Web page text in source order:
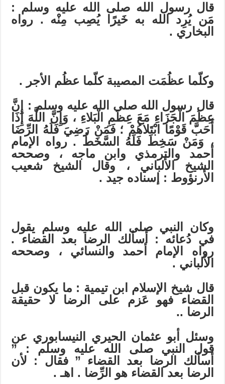
قال رسول الله صلى الله عليه وسلم :
مَن يُرِد الله به خَيرًا يُصِب مِنْه . رواه
البخاري .
وكلّما عظُمَت المصيبة كلّما عظُم الأجر .
قال رسول الله صلى الله عليه وسلم : إِنَّ
عِظَمَ الْجَزَاءِ مَعَ عِظَمِ الْبَلاءِ ، وَإِنَّ اللَّهَ إِذَا
أَحَبَّ قَوْمًا ابْتَلاهُمْ ؛ فَمَنْ رَضِيَ فَلَهُ الرِّضَا
، وَمَنْ سَخِطَ فَلَهُ السَّخَطُ . رواه الإمام
أحمد والترمذي وابن ماجه ، وصححه
الشيخ الألباني ، وقال الشيخ شعيب
الأرنؤوط : إسناده جيد .
وكان النبي صلى الله عليه وسلم يقول
في دُعائه : أسألك الرضا بعد القضاء .
رواه الإمام أحمد والنسائي ، وصححه
الألباني .
قال شيخ الإسلام ابن تيمية : ما يكون قبل
القضاء فهو عَزم على الرضا لا حقيقة
الرضا ..
وسئل أبو عثمان الحيري النيسابوري عن
قول النبي صلى الله عليه وسلم : ”
أسألك الرضا بعد القضاء ” فقال : لأن
الرضا بعد القضاء هو الرِّضا . اهـ .